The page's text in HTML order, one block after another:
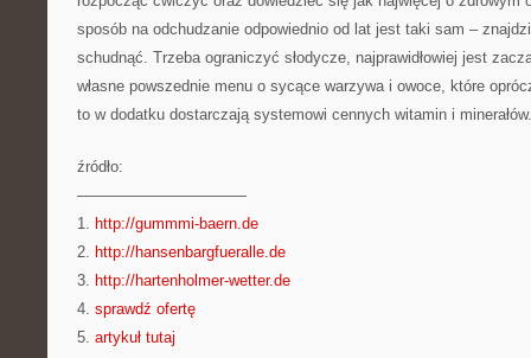
sposób na odchudzanie odpowiednio od lat jest taki sam –
schudnąć. Trzeba ograniczyć słodycze, najprawidłowiej jest
własne powszednie menu o sycące warzywa i owoce, które
to w dodatku dostarczają systemowi cennych witamin i minerałów.
źródło:
———————————
1. http://gummmi-baern.de
2. http://hansenbargfueralle.de
3. http://hartenholmer-wetter.de
4. sprawdź ofertę
5. artykuł tutaj